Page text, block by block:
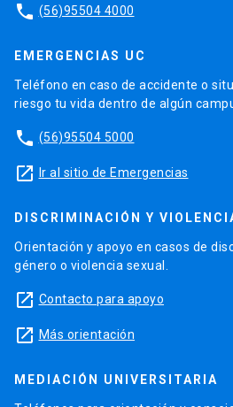
phone (56)95504 4000
EMERGENCIAS UC
Teléfono en caso de accidente o
riesgo tu vida dentro de algún
phone (56)95504 5000
launch Ir al sitio de Emergencias
DISCRIMINACIÓN Y
Orientación y apoyo en casos de
género o violencia sexual.
launch Contacto para apoyo
launch Más orientación
MEDIACIÓN UNIVERSITARIA